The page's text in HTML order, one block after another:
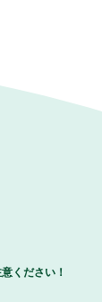
ください！